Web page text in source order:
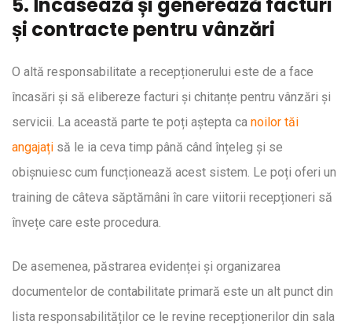
5. Încasează și generează facturi
și contracte pentru vânzări
O altă responsabilitate a recepționerului este de a face
încasări și să elibereze facturi și chitanțe pentru vânzări și
servicii. La această parte te poți aștepta ca noilor tăi
angajați să le ia ceva timp până când înțeleg și se
obișnuiesc cum funcționează acest sistem. Le poți oferi un
training de câteva săptămâni în care viitorii recepționeri să
învețe care este procedura.
De asemenea, păstrarea evidenței și organizarea
documentelor de contabilitate primară este un alt punct din
lista responsabilităților ce le revine recepționerilor din sala